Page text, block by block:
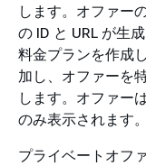
します。オファー
の ID と URL が生
料金プランを作成
加し、オファーを
します。オファー
のみ表示されます。
プライベートオフ